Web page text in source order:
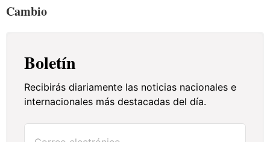
Cambio
Boletín
Recibirás diariamente las noticias nacionales e
internacionales más destacadas del día.